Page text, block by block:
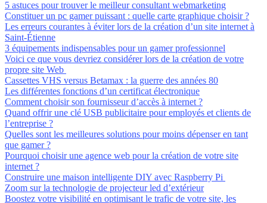
5 astuces pour trouver le meilleur consultant webmarketing
Constituer un pc gamer puissant : quelle carte graphique choisir ?
Les erreurs courantes à éviter lors de la création d’un site internet à
Saint-Étienne
3 équipements indispensables pour un gamer professionnel
Voici ce que vous devriez considérer lors de la création de votre
propre site Web
Cassettes VHS versus Betamax : la guerre des années 80
Les différentes fonctions d’un certificat électronique
Comment choisir son fournisseur d’accès à internet ?
Quand offrir une clé USB publicitaire pour employés et clients de
l’entreprise ?
Quelles sont les meilleures solutions pour moins dépenser en tant
que gamer ?
Pourquoi choisir une agence web pour la création de votre site
internet ?
Construire une maison intelligente DIY avec Raspberry Pi
Zoom sur la technologie de projecteur led d’extérieur
Boostez votre visibilité en optimisant le trafic de votre site, les